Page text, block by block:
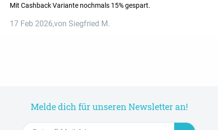
Mit Cashback Variante nochmals 15% gespart.
17 Feb 2026,von Siegfried M.
Melde dich für unseren Newsletter an!